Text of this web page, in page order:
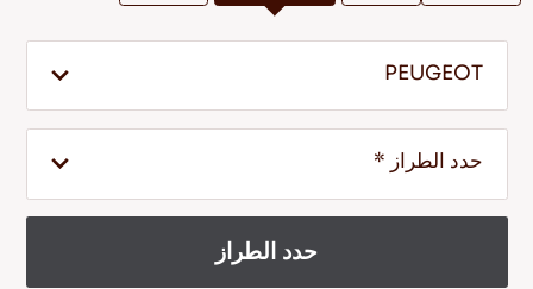
المدونات ومقاطع الفيديو
PEUGEOT
حدد الطراز *
حدد الطراز